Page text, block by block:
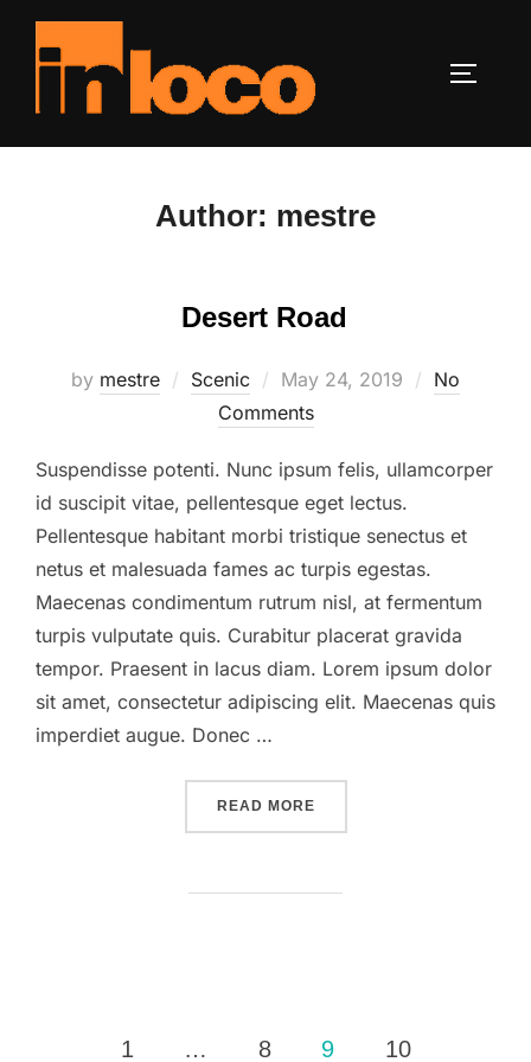
Skip
Author: mestre
Desert Road
by mestre Scenic
Posted
on
May 24, 2019
No
Comments
Suspendisse potenti. Nunc ipsum felis, ullamcorper
id suscipit vitae, pellentesque eget lectus.
Pellentesque habitant morbi tristique senectus et
netus et malesuada fames ac turpis egestas.
Maecenas condimentum rutrum nisl, at fermentum
turpis vulputate quis. Curabitur placerat gravida
tempor. Praesent in lacus diam. Lorem ipsum dolor
sit amet, consectetur adipiscing elit. Maecenas quis
imperdiet augue. Donec …
READ MORE“DESERT ROAD”
Posts
1 8 9 10